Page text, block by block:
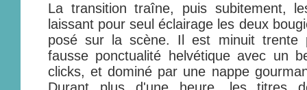
La transition traîne, puis subitement,
laissant pour seul éclairage les deux
posé sur la scène. Il est minuit
fausse ponctualité helvétique avec un
clicks, et dominé par une nappe